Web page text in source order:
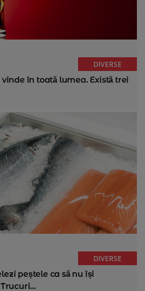
DIVERSE
în toată lumea. Există trei
DIVERSE
peștele ca să nu își